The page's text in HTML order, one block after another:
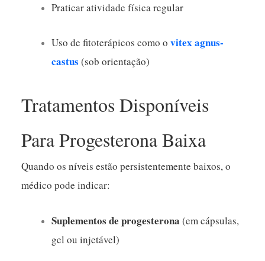
Praticar atividade física regular
Uso de fitoterápicos como ovitex agnus-
castus (sob orientação)
Tratamentos Disponíveis
Para Progesterona Baixa
Quando os níveis estão persistentemente baixos, o
médico pode indicar:
Suplementos de progesterona (em cápsulas,
gel ou injetável)